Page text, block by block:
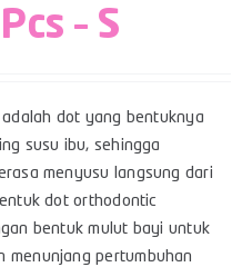
– S
dot yang bentuknya
susu ibu, sehingga
menyusu langsung dari
dot orthodontic
bentuk mulut bayi untuk
menunjang pertumbuhan